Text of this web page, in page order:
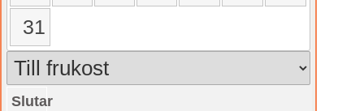
31
Slutar